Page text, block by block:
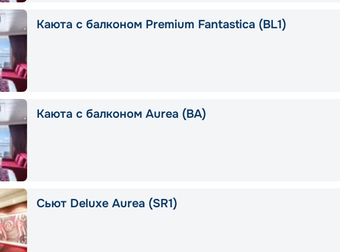
Каюта с балконом Premium Fantastica (BL1)
Каюта с балконом Aurea (BA)
Сьют Deluxe Aurea (SR1)